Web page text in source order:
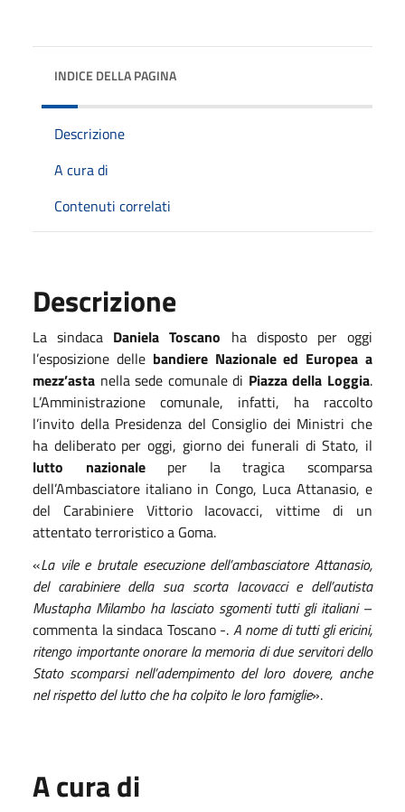
INDICE DELLA PAGINA
Descrizione
A cura di
Contenuti correlati
Descrizione
La sindaca Daniela Toscano ha disposto per oggi
l’esposizione delle bandiere Nazionale ed Europea a
mezz’asta nella sede comunale di Piazza della Loggia.
L’Amministrazione comunale, infatti, ha raccolto
l’invito della Presidenza del Consiglio dei Ministri che
ha deliberato per oggi, giorno dei funerali di Stato, il
lutto nazionaleper la tragica scomparsa
dell’Ambasciatore italiano in Congo, Luca Attanasio, e
del Carabiniere Vittorio Iacovacci, vittime di un
attentato terroristico a Goma.
«La vile e brutale esecuzione dell’ambasciatore Attanasio,
del carabiniere della sua scorta Iacovacci e dell’autista
Mustapha Milambo ha lasciato sgomenti tutti gli italiani–
commenta la sindaca Toscano -. A nome di tutti gli ericini,
ritengo importante onorare la memoria di due servitori dello
Stato scomparsi nell’adempimento del loro dovere, anche
nel rispetto del lutto che ha colpito le loro famiglie».
A cura di